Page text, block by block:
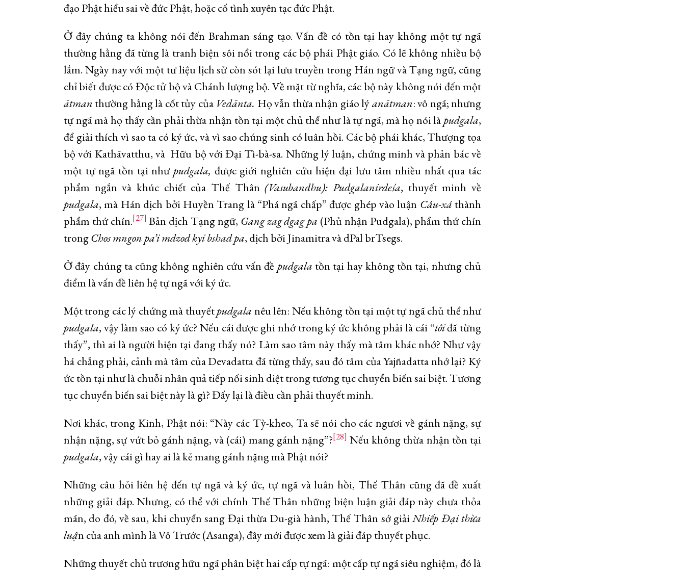
đạo Phật hiểu sai về đức Phật, hoặc cố tình xuyên tạc đức Phật.
Ở đây chúng ta không nói đến Brahman sáng tạo. Vấn đề có tồn tại hay không một tự ngã
thường hằng đã từng là tranh biện sôi nổi trong các bộ phái Phật giáo. Có lẽ không nhiều bộ
lắm. Ngày nay với một tư liệu lịch sử còn sót lại lưu truyền trong Hán ngữ và Tạng ngữ, cũng
chỉ biết được có Độc tử bộ và Chánh lượng bộ. Về mặt từ nghĩa, các bộ này không nói đến một
ātman thường hằng là cốt tủy của Vedānta. Họ vẫn thừa nhận giáo lýanātman: vô ngã; nhưng
tự ngã mà họ thấy cần phải thừa nhận tồn tại một chủ thể như là tự ngã, mà họ nói làpudgala,
để giải thích vì sao ta có ký ức, và vì sao chúng sinh có luân hồi. Các bộ phái khác, Thượng tọa
bộ với Kathāvatthu, và Hữu bộ với Đại Tì-bà-sa. Những lý luận, chứng minh và phản bác về
một tự ngã tồn tại như pudgala, được giới nghiên cứu hiện đại lưu tâm nhiều nhất qua tác
phẩm ngắn và khúc chiết của Thế Thân(Vasubandhu): Pudgalanirdeśa, thuyết minh về
pudgala, mà Hán dịch bởi Huyền Trang là “Phá ngã chấp” được ghép vào luận Câu-xáthành
phẩm thứ chín.[27] Bản dịch Tạng ngữ, Gang zag dgag pa (Phủ nhận Pudgala), phẩm thứ chín
trongChos mngon pa’i mdzod kyi bshad pa, dịch bởi Jinamitra và dPal brTsegs.
Ở đây chúng ta cũng không nghiên cứu vấn đề pudgala tồn tại hay không tồn tại, nhưng chủ
điểm là vấn đề liên hệ tự ngã với ký ức.
Một trong các lý chứng mà thuyếtpudgala nêu lên: Nếu không tồn tại một tự ngã chủ thể như
pudgala, vậy làm sao có ký ức? Nếu cái được ghi nhớ trong ký ức không phải là cái “tôiđã từng
thấy”, thì ai là người hiện tại đang thấy nó? Làm sao tâm này thấy mà tâm khác nhớ? Như vậy
há chẳng phải, cảnh mà tâm của Devadatta đã từng thấy, sau đó tâm của Yajñadatta nhớ lại? Ký
ức tồn tại như là chuỗi nhân quả tiếp nối sinh diệt trong tương tục chuyển biến sai biệt. Tương
tục chuyển biến sai biệt này là gì? Đấy lại là điều cần phải thuyết minh.
Nơi khác, trong Kinh, Phật nói: “Này các Tỳ-kheo, Ta sẽ nói cho các ngươi về gánh nặng, sự
nhận nặng, sự vứt bỏ gánh nặng, và (cái) mang gánh nặng”?[28] Nếu không thừa nhận tồn tại
pudgala, vậy cái gì hay ai là kẻ mang gánh nặng mà Phật nói?
Những câu hỏi liên hệ đến tự ngã và ký ức, tự ngã và luân hồi, Thế Thân cũng đã đề xuất
những giải đáp. Nhưng, có thể với chính Thế Thân những biện luận giải đáp này chưa thỏa
mãn, do đó, về sau, khi chuyển sang Đại thừa Du-già hành, Thế Thân sớ giảiNhiếp Đại thừa
luận của anh mình là Vô Trước (Asanga), đây mới được xem là giải đáp thuyết phục.
Những thuyết chủ trương hữu ngã phân biệt hai cấp tự ngã: một cấp tự ngã siêu nghiệm, đó là